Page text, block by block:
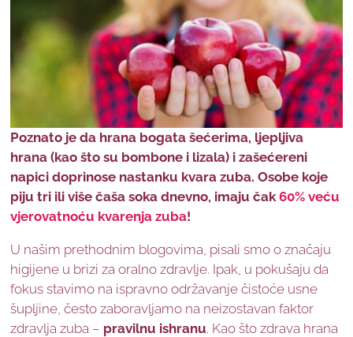
Poznato je da hrana bogata šećerima, ljepljiva
hrana (kao što su bombone i lizala) i zašećereni
napici doprinose nastanku kvara zuba. Osobe koje
piju tri ili više čaša soka dnevno, imaju čak60% veću
vjerovatnoću kvarenja zuba!
U našim prethodnim blogovima, pisali smo o značaju
higijene u brizi za oralno zdravlje. Ipak, u pokušaju da
fokus stavimo na ispravno održavanje čistoće usne
šupljine, često zaboravljamo na neizostavan faktor
zdravlja zuba – pravilnu ishranu. Kao što zdrava hrana